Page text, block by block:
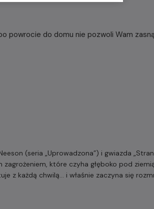
powrocie do domu nie pozwoli Wam
(seria „Uprowadzona”) i gwiazda
zagrożeniem, które czyha głęboko pod
z każdą chwilą… i właśnie zaczyna się